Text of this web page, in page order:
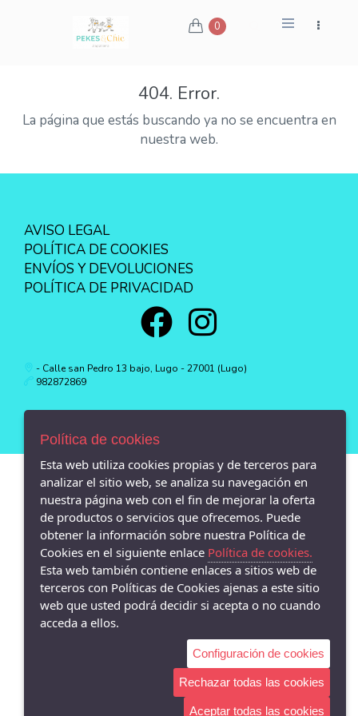
0
404. Error.
La página que estás buscando ya no se encuentra en
nuestra web.
AVISO LEGAL
POLÍTICA DE COOKIES
ENVÍOS Y DEVOLUCIONES
POLÍTICA DE PRIVACIDAD
- Calle san Pedro 13 bajo, Lugo - 27001 (Lugo)
982872869
Política de cookies
Esta web utiliza cookies propias y de terceros para
analizar el sitio web, se analiza su navegación en
nuestra página web con el fin de mejorar la oferta
de productos o servicios que ofrecemos. Puede
obtener la información sobre nuestra Política de
Cookies en el siguiente enlace Política de cookies.
Esta web también contiene enlaces a sitios web de
terceros con Políticas de Cookies ajenas a este sitio
web que usted podrá decidir si acepta o no cuando
acceda a ellos.
Configuración de cookies
Rechazar todas las cookies
Aceptar todas las cookies